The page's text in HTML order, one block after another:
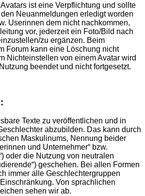
ist eine Verpflichtung und sollte
Neuanmeldungen erledigt worden
Userinnen dem nicht nachkommen,
vor, jederzeit ein Foto/Bild nach
zu ergänzen. Beim
Forum kann eine Löschung nicht
Nichteinstellen von einem Avatar wird
beendet und nicht fortgesetzt.
Texte zu veröffentlichen und in
abzubilden. Das kann durch
Maskulinums, Nennung beider
und Unternehmer“ bzw.
oder die Nutzung von neutralen
geschehen. Bei allen Formen
immer alle Geschlechtergruppen
Von sprachlichen
sehen wir ab.